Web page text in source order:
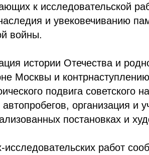
к исследовательской
и увековечиванию
войны.
истории Отечества и
Москвы и
подвига советского
организация и
постановках и
работ